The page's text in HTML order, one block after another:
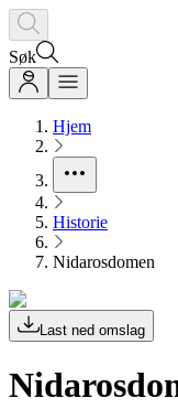
Søk
Hjem
Historie
Nidarosdomen
Last ned omslag